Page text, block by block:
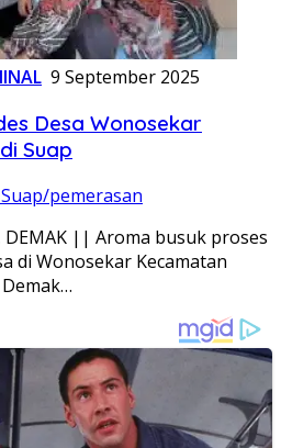
9 September 2025
Desa Wonosekar
Suap
pemerasan
DEMAK || Aroma busuk proses
di Wonosekar Kecamatan